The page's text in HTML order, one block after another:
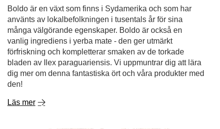
Boldo är en växt som finns i Sydamerika och som har
använts av lokalbefolkningen i tusentals år för sina
många välgörande egenskaper. Boldo är också en
vanlig ingrediens i yerba mate - den ger utmärkt
förfriskning och kompletterar smaken av de torkade
bladen av Ilex paraguariensis. Vi uppmuntrar dig att lära
dig mer om denna fantastiska ört och våra produkter med
den!
Läs mer